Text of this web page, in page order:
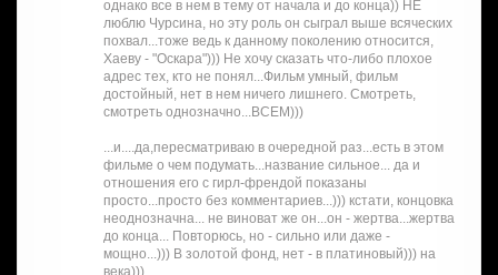
однако все в нем в тему от начала и до конца)) НЕ
люблю Чурсина, но эту роль он сыграл выше всяческих
похвал...тоже ведь к данному поколению относится,
Хаеву - "Оскара"))) Не хочу сказать что-либо плохое
адрес тех, кто не понял...Фильм умный, фильм
достойный, нет в нем ничего лишнего. Смотреть,
смотреть однозначно...ВСЕМ)))
...и....да,пересматриваю в очередной раз...есть в этом
фильме о чем подумать...название сильное... да и
отношения его с гирл-френдой показаны
просто...просто без комментариев...))) кстати, концовка
неоднозначна... не виноват же он...он - жертва...жертва
до конца... Повторюсь, но - сильно или даже -
мощно...))) В золотой фонд, нет - в платиновый))) на
века)))